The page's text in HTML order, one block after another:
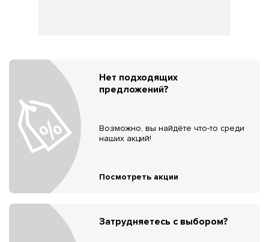
Нет подходящих
предложений?
Возможно, вы найдёте что-то среди
наших акций!
Посмотреть акции
Затрудняетесь с выбором?